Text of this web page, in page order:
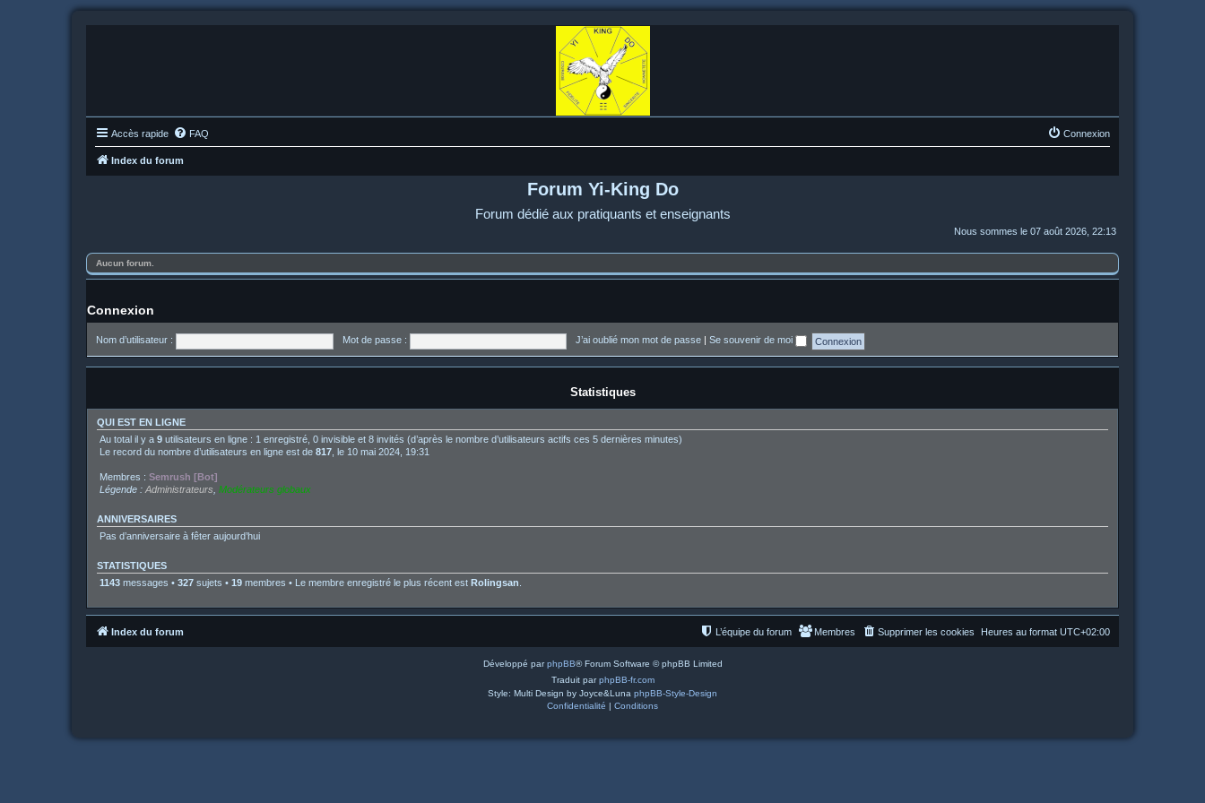
Accès rapide FAQ Connexion
Index du forum
Forum Yi-King Do
Forum dédié aux pratiquants et enseignants
Nous sommes le 07 août 2026, 22:13
Aucun forum.
Connexion
Nom d’utilisateur : Mot de passe : J’ai oublié mon mot de passe Se souvenir de moi
Statistiques
QUI EST EN LIGNE
Au total il y a 9 utilisateurs en ligne : 1 enregistré, 0 invisible et 8 invités (d’après le nombre d’utilisateurs actifs ces 5 dernières minutes)
Le record du nombre d’utilisateurs en ligne est de 817 , le 10 mai 2024, 19:31
Membres : Semrush [Bot]
Légende : Administrateurs Modérateurs globaux
ANNIVERSAIRES
Pas d’anniversaire à fêter aujourd’hui
STATISTIQUES
1143 messages • 327 sujets • 19 membres • Le membre enregistré le plus récent est Rolingsan
Index du forum Heures au format UTC+02:00
Supprimer les cookies
Membres
L’équipe du forum
Développé parphpBB® Forum Software © phpBB Limited
Traduit parphpBB-fr.com
Style: Multi Design by Joyce&Luna phpBB-Style-Design
Confidentialité | Conditions